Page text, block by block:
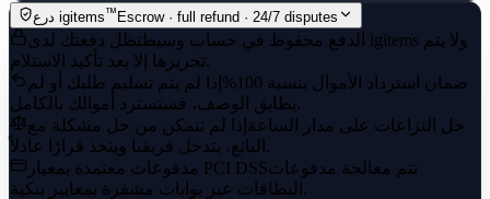
درع igitems™ Escrow · full refund · 24/7 disputes
الدفع محفوظ في حساب وسيط تظل دفعتك لدى igitems ولا يتم
تحريرها إلا بعد تأكيد الاستلام.
ضمان استرداد الأموال بنسبة 100%
إذا لم يتم تسليم طلبك أو لم
يطابق الوصف، فستسترد أموالك بالكامل.
حل النزاعات على مدار الساعة إذا لم تتمكن من حل مشكلة مع
البائع، يتدخل فريقنا ويتخذ قرارًا عادلاً.
مدفوعات معتمدة بمعيار PCI DSSتتم معالجة مدفوعات
البطاقات عبر بوابات مشفرة بمعايير بنكية.